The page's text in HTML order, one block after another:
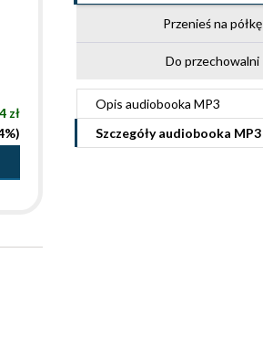
Przenieś na półkę
Do przechowalni
Opis audiobooka MP3
Szczegółyaudiobooka MP3
zł